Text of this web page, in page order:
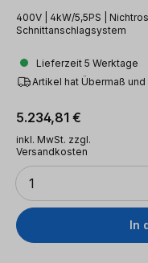
400V | 4kW/5,5PS |
Schnittanschlagsystem
Lieferzeit 5 Werktage
Artikel hat Übermaß
Regulärer Preis:
5.234,81 €
inkl. MwSt. zzgl.
Versandkosten
Anzahl
1
In